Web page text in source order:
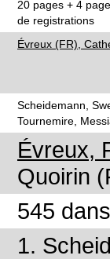
20 pages + 4
de registrations
Évreux (FR),
Scheidemann,
Tournemire,
Évreux,
Quoirin
545
1.